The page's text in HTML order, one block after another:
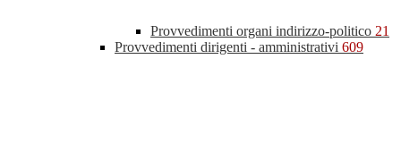
Provvedimenti organi indirizzo-politico 21
Provvedimenti dirigenti - amministrativi 609